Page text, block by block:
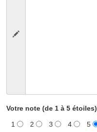
Votre note (de 1 à 5 étoiles)
1 2 3 4 5